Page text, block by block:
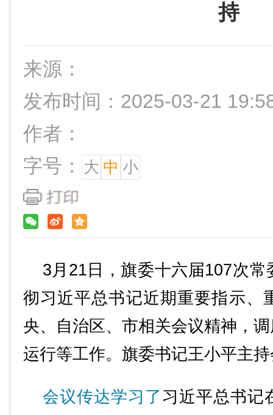
持
来源：
发布时间：2025-03-21
作者：
字号：
大 中 小
3月21日，旗委十六届107次
彻习近平总书记近期重要指示、
央、自治区、市相关会议精神，
运行等工作。旗委书记王小平主
会议传达学习了 习近平总书记